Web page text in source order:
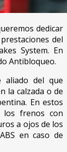
dedicar
del
System. En
Antibloqueo.
aliado del que
la calzada o de
En estos
los frenos con
a ojos de los
en caso de